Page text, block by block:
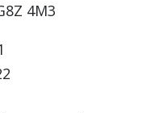
4M3